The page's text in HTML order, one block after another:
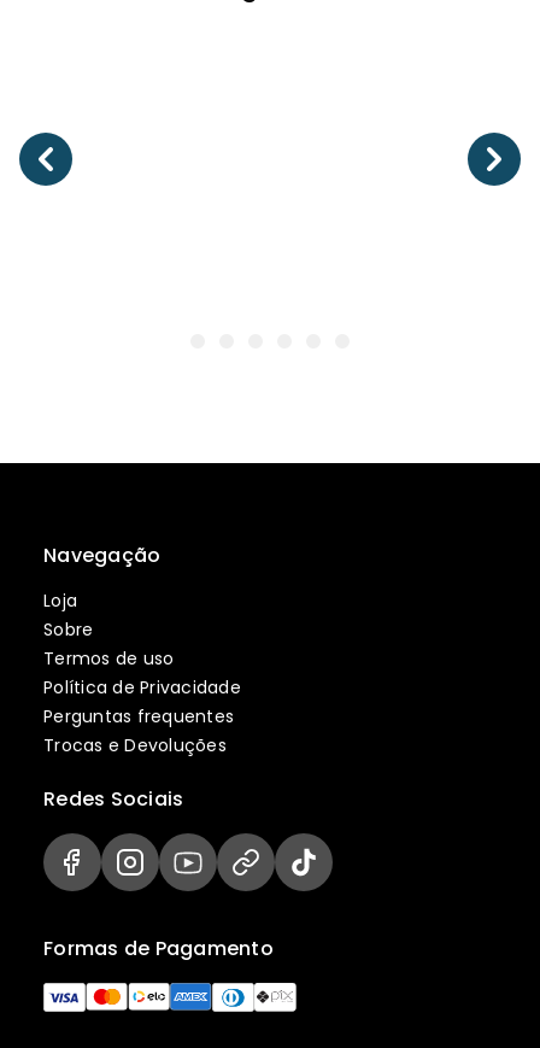
Navegação
Loja
Sobre
Termos de uso
Política de Privacidade
Perguntas frequentes
Trocas e Devoluções
Formas de Pagamento
Redes Sociais